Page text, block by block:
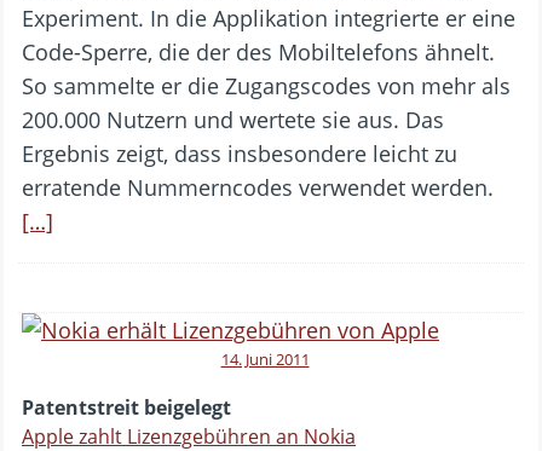
Experiment. In die Applikation integrierte er eine
Code-Sperre, die der des Mobiltelefons ähnelt.
So sammelte er die Zugangscodes von mehr als
200.000 Nutzern und wertete sie aus. Das
Ergebnis zeigt, dass insbesondere leicht zu
erratende Nummerncodes verwendet werden.
[…]
14. Juni 2011
Patentstreit beigelegt
Apple zahlt Lizenzgebühren an Nokia